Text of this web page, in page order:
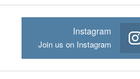
Instagram
Join us on Instagram